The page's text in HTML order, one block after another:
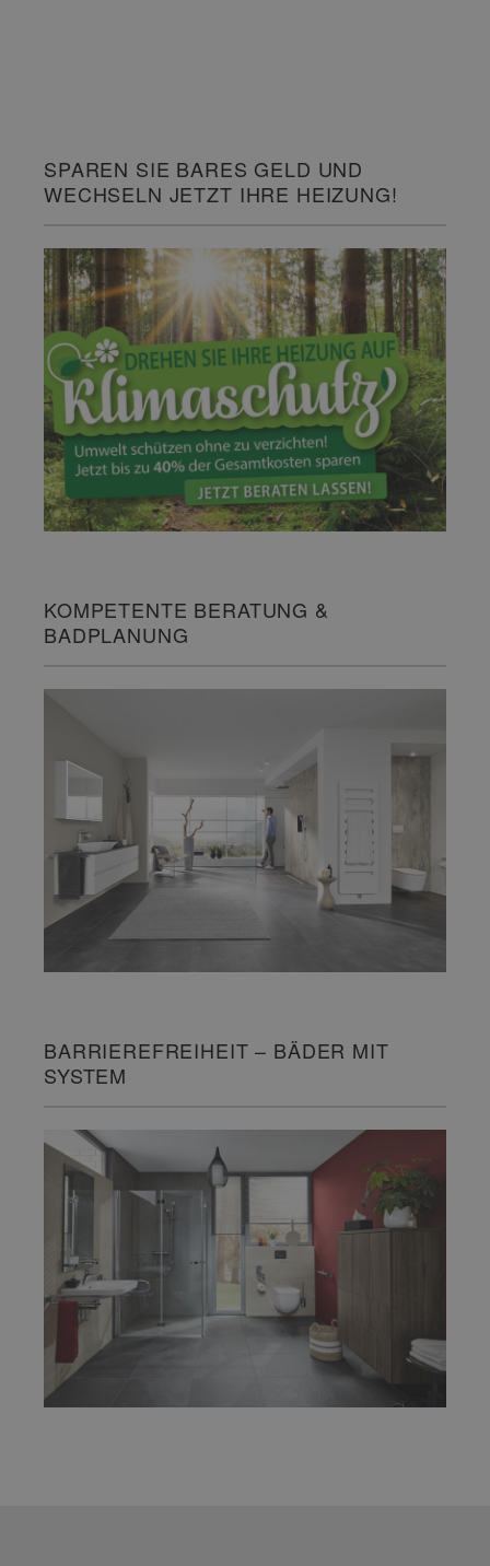
SPAREN SIE BARES GELD UND
WECHSELN JETZT IHRE HEIZUNG!
KOMPETENTE BERATUNG &
BADPLANUNG
BARRIEREFREIHEIT – BÄDER MIT
SYSTEM